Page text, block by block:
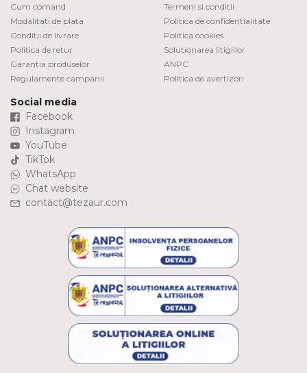
Cum comand
Modalitati de plata
Conditii de livrare
Politica de retur
Garantia produselor
Regulamente campanii
Termeni si conditii
Politica de confidentialitate
Politica cookies
Solutionarea litigiilor
ANPC
Politica de avertizori
Social media
Facebook
Instagram
YouTube
TikTok
WhatsApp
Chat website
contact@tezaur.com